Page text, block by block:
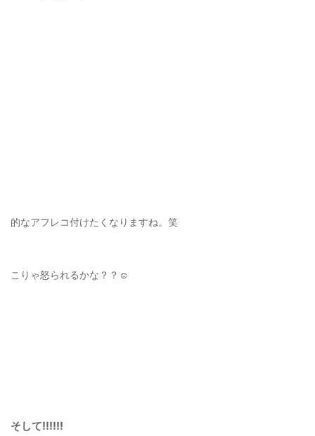
的なアフレコ付けたくなりますね。笑
こりゃ怒られるかな？？☺️
そして‼️‼️‼️